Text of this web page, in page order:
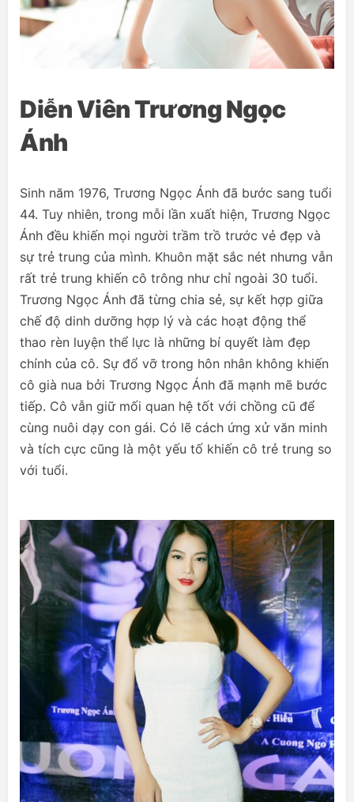
Diễn Viên Trương Ngọc
Ánh
Sinh năm 1976, Trương Ngọc Ánh đã bước sang tuổi
44. Tuy nhiên, trong mỗi lần xuất hiện, Trương Ngọc
Ánh đều khiến mọi người trầm trồ trước vẻ đẹp và
sự trẻ trung của mình. Khuôn mặt sắc nét nhưng vẫn
rất trẻ trung khiến cô trông như chỉ ngoài 30 tuổi.
Trương Ngọc Ánh đã từng chia sẻ, sự kết hợp giữa
chế độ dinh dưỡng hợp lý và các hoạt động thể
thao rèn luyện thể lực là những bí quyết làm đẹp
chính của cô. Sự đổ vỡ trong hôn nhân không khiến
cô già nua bởi Trương Ngọc Ánh đã mạnh mẽ bước
tiếp. Cô vẫn giữ mối quan hệ tốt với chồng cũ để
cùng nuôi dạy con gái. Có lẽ cách ứng xử văn minh
và tích cực cũng là một yếu tố khiến cô trẻ trung so
với tuổi.